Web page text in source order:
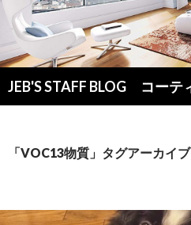
索
ン
キ
「VOC13物質」タグアーカイブ